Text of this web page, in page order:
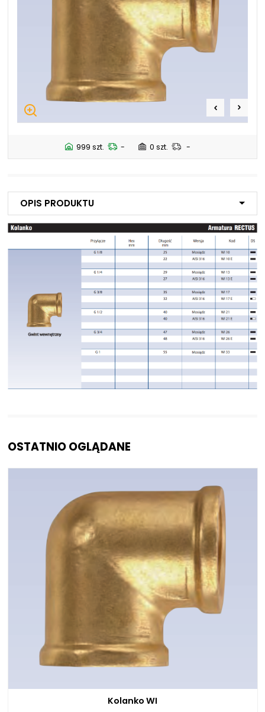
+48 731 349 406
info@chss.pl
Centrum Hydrauliki Siłowej Jawor
59-400 Jawor, ul. Kuziennicza 5, POLSKA
Biuro obsługi klienta:
+48 665 001 660
jawor@chss.pl
POWER HYDRAULICS SOLUTIONS
Sp. z o.o.
58-100 Świdnica, ul. Bystrzycka 17, POLSKA
NIP: PL 884 282 31 43
Projekty:
+48 732 527 128
info@powerhydraulics.eu
www.powerhydraulics.eu
999 szt. - 0 szt. -
Opis produktu
OSTATNIO OGLĄDANE
Kolanko WI